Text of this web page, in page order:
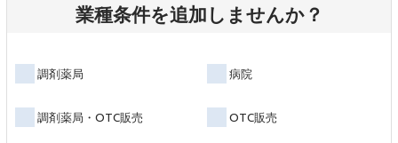
業種条件を追加しませんか？
調剤薬局 病院
調剤薬局・OTC販売 OTC販売